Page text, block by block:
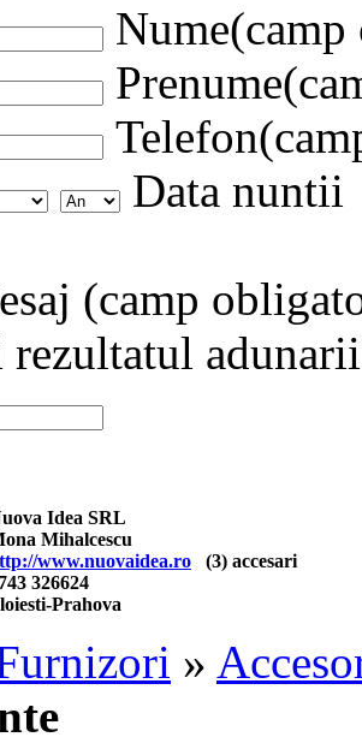
Data nuntii
(camp
rezultatul adunarii
Idea SRL
Mihalcescu
www.nuovaidea.ro (3) accesari
326624
Prahova
»